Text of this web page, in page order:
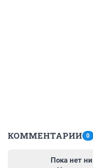
КОММЕНТАРИИ 0
Пока нет